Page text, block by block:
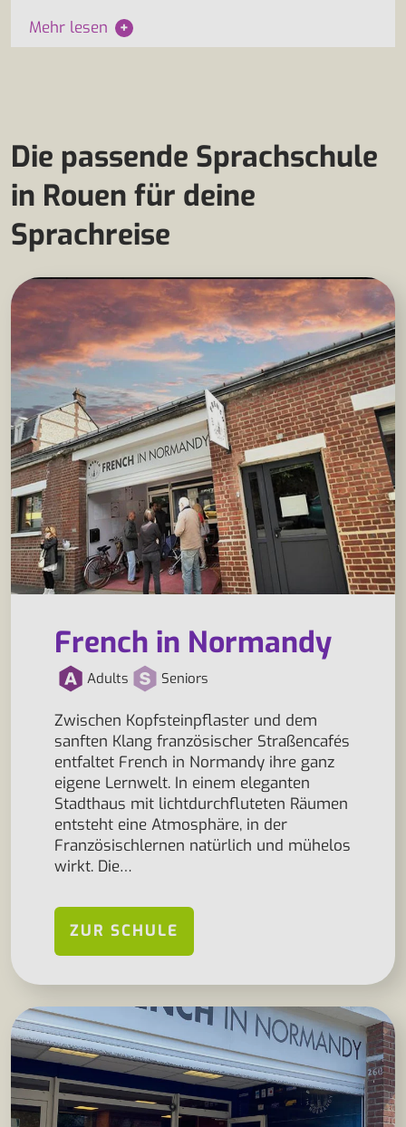
Mehr lesen +
Die passende Sprachschule
in Rouen für deine
Sprachreise
French in Normandy
Adults Seniors
Zwischen Kopfsteinpflaster und dem
sanften Klang französischer Straßencafés
entfaltet French in Normandy ihre ganz
eigene Lernwelt. In einem eleganten
Stadthaus mit lichtdurchfluteten Räumen
entsteht eine Atmosphäre, in der
Französischlernen natürlich und mühelos
wirkt. Die…
ZUR SCHULE